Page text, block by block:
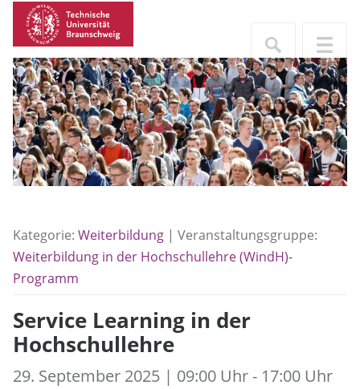
Kategorie: Weiterbildung | Veranstaltungsgruppe:
Weiterbildung in der Hochschullehre (WindH)-
Programm
Service Learning in der
Hochschullehre
29. September 2025 | 09:00 Uhr - 17:00 Uhr